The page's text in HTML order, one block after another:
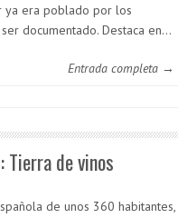
ya era poblado por los
documentado. Destaca en…
Entrada completa →
Tierra de vinos
de unos 360 habitantes,